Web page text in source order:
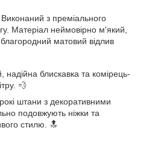
Виконаний з преміального
Матеріал неймовірно м'який,
матовий відлив
надійна блискавка та комірець-
💨
штани з декоративними
подовжують ніжки та
стилю. 🔝